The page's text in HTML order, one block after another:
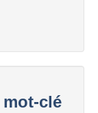
mot-clé